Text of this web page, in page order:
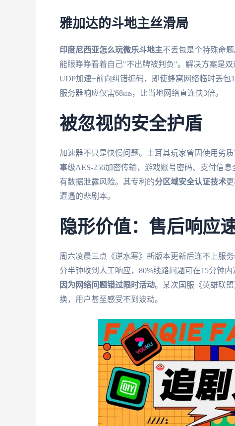
雅加达的斗地主丝滑局
印度尼西亚怎么玩微乐斗地主不丢包是个特殊命
能眼睁睁看着自己"不出牌被判负"。解决方案是
UDP加速+前向纠错编码，即使蜂窝网络临时丢
服务器响应仅需68ms，比当地网络直连快3倍。
被忽视的安全护盾
加速器不只是快慢问题。土耳其玩家曾因使用劣
事级AES-256加密传输，游戏账号密码、支付信
有数据泄露风险。其专利的分区域安全认证技术
遭遇的悲剧本。
隐形价值：售后响应
周六凌晨三点《逆水寒》新版本更新后连不上服
分半钟收到人工响应，80%线路问题可在15分钟
因为网络问题错过限时活动。某次国服《英雄联
换，用户甚至感受不到波动。